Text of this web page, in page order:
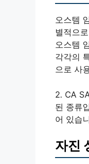
오스템
별적으
오스템
각각의
으로 사
2. CA
된 종류
어 있습
자진